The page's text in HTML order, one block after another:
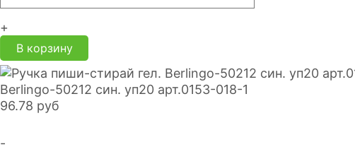
+
В корзину
Berlingo-50212 син. уп20 арт.0153-018-1
96.78 руб
-